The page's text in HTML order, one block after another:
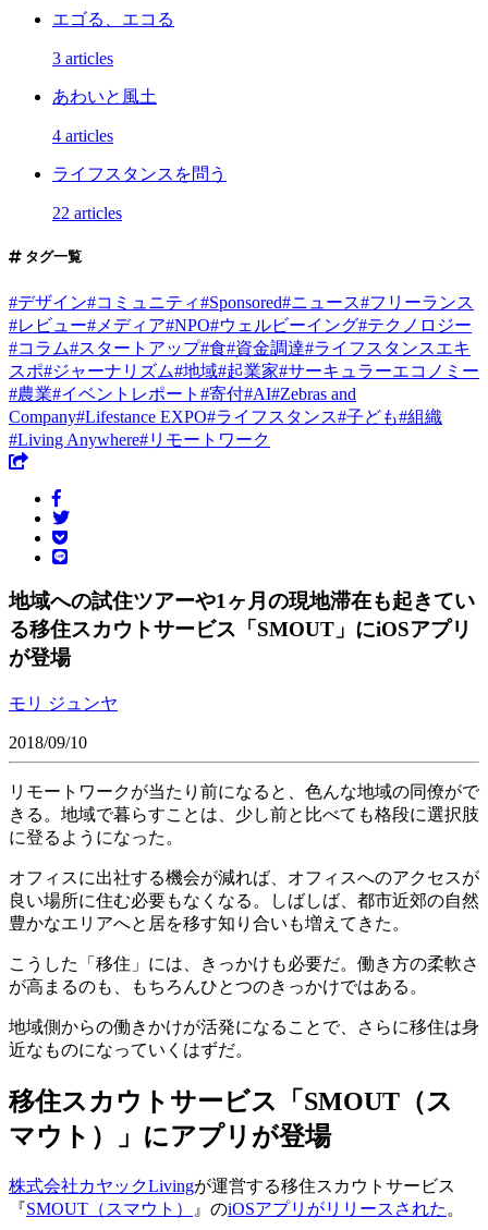
エゴる、エコる
3 articles
あわいと風土
4 articles
ライフスタンスを問う
22 articles
タグ一覧
#デザイン#コミュニティ#Sponsored#ニュース#フリーランス
#レビュー# メディア#NPO#ウェルビーイング#テクノロジー
#コラム#スタートアップ#食#資金調達#ライフスタンスエキ
スポ#ジャーナリズム#地域#起業家#サーキュラーエコノミー
#農業#イベントレポート #寄付#AI#Zebras and
Company#Lifestance EXPO#ライフスタンス#子ども#組織
#Living Anywhere#リモートワーク
地域への試住ツアーや1ヶ月の現地滞在も起きてい
る移住スカウトサービス「SMOUT」にiOSアプリ
が登場
モリ ジュンヤ
2018/09/10
リモートワークが当たり前になると、色んな地域の同僚がで
きる。地域で暮らすことは、少し前と比べても格段に選択肢
に登るようになった。
オフィスに出社する機会が減れば、オフィスへのアクセスが
良い場所に住む必要もなくなる。しばしば、都市近郊の自然
豊かなエリアへと居を移す知り合いも増えてきた。
こうした「移住」には、きっかけも必要だ。働き方の柔軟さ
が高まるのも、もちろんひとつのきっかけではある。
地域側からの働きかけが活発になることで、さらに移住は身
近なものになっていくはずだ。
移住スカウトサービス「SMOUT（ス
マウト）」にアプリが登場
株式会社カヤックLivingが運営する移住スカウトサービス
『SMOUT（スマウト） 』のiOSアプリがリリースされた 。